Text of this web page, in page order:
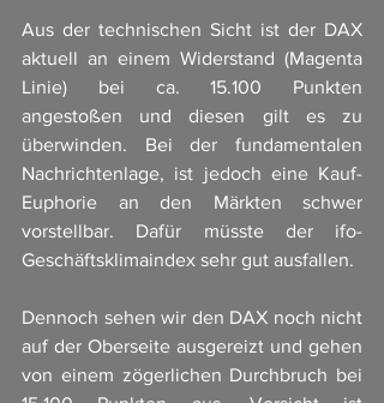
Aus der technischen Sicht ist der DAX
aktuell an einem Widerstand (Magenta
Linie) bei ca. 15.100 Punkten
angestoßen und diesen gilt es zu
überwinden. Bei der fundamentalen
Nachrichtenlage, ist jedoch eine Kauf-
Euphorie an den Märkten schwer
vorstellbar. Dafür müsste der ifo-
Geschäftsklimaindex sehr gut ausfallen.
Dennoch sehen wir den DAX noch nicht
auf der Oberseite ausgereizt und gehen
von einem zögerlichen Durchbruch bei